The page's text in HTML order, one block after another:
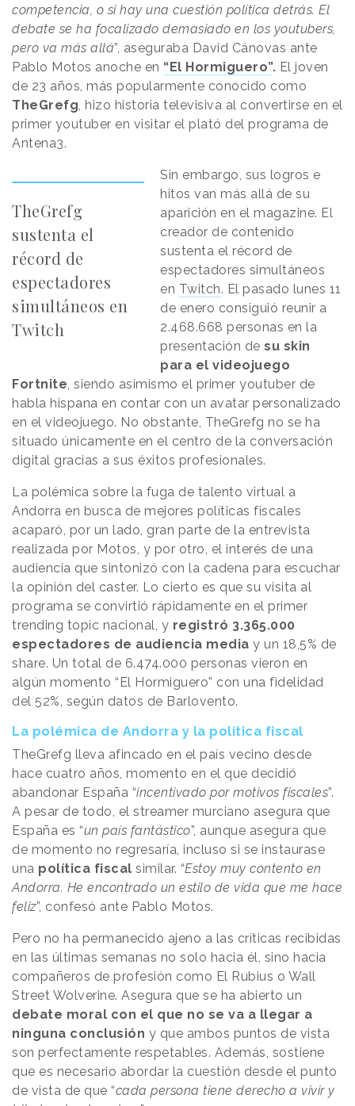
competencia, o si hay una cuestión política detrás. El
debate se ha focalizado demasiado en los youtubers,
pero va más allá”, aseguraba David Cánovas ante
Pablo Motos anoche en “El Hormiguero”. El joven
de 23 años, más popularmente conocido como
TheGrefg, hizo historia televisiva al convertirse en el
primer youtuber en visitar el plató del programa de
Antena3.
TheGrefg
sustenta el
récord de
espectadores
simultáneos en
Twitch
Sin embargo, sus logros e
hitos van más allá de su
aparición en el magazine. El
creador de contenido
sustenta el récord de
espectadores simultáneos
en Twitch. El pasado lunes 11
de enero consiguió reunir a
2.468.668 personas en la
presentación desu skin
para el videojuego
Fortnite, siendo asimismo el primer youtuber de
habla hispana en contar con un avatar personalizado
en el videojuego. No obstante, TheGrefg no se ha
situado únicamente en el centro de la conversación
digital gracias a sus éxitos profesionales.
La polémica sobre la fuga de talento virtual a
Andorra en busca de mejores políticas fiscales
acaparó, por un lado, gran parte de la entrevista
realizada por Motos, y por otro, el interés de una
audiencia que sintonizó con la cadena para escuchar
la opinión del caster. Lo cierto es que su visita al
programa se convirtió rápidamente en el primer
trending topic nacional, y registró 3.365.000
espectadores de audiencia media y un 18,5% de
share. Un total de 6.474.000 personas vieron en
algún momento “El Hormiguero” con una fidelidad
del 52%, según datos de Barlovento.
La polémica de Andorra y la política fiscal
TheGrefg lleva afincado en el país vecino desde
hace cuatro años, momento en el que decidió
abandonar España “incentivado por motivos fiscales”.
A pesar de todo, el streamer murciano asegura que
España es “un país fantástico”, aunque asegura que
de momento no regresaría, incluso si se instaurase
una política fiscal similar. “Estoy muy contento en
Andorra. He encontrado un estilo de vida que me hace
feliz”, confesó ante Pablo Motos.
Pero no ha permanecido ajeno a las críticas recibidas
en las últimas semanas no solo hacia él, sino hacia
compañeros de profesión como El Rubius o Wall
Street Wolverine. Asegura que se ha abierto un
debate moral con el que no se va a llegar a
ninguna conclusión y que ambos puntos de vista
son perfectamente respetables. Además, sostiene
que es necesario abordar la cuestión desde el punto
de vista de que “cada persona tiene derecho a vivir y